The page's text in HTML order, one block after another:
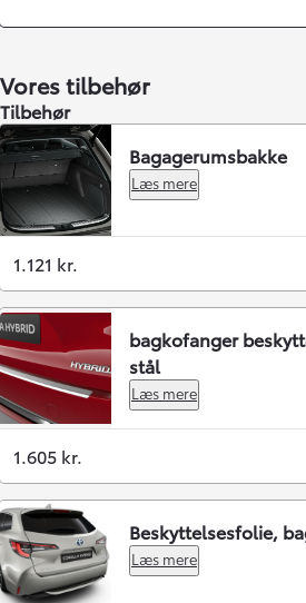
Vores tilbehør
Tilbehør
Bagagerumsbakke
Læs mere
1.121 kr.
bagkofanger
stål
Læs mere
1.605 kr.
Beskyttelsesfolie,
Læs mere